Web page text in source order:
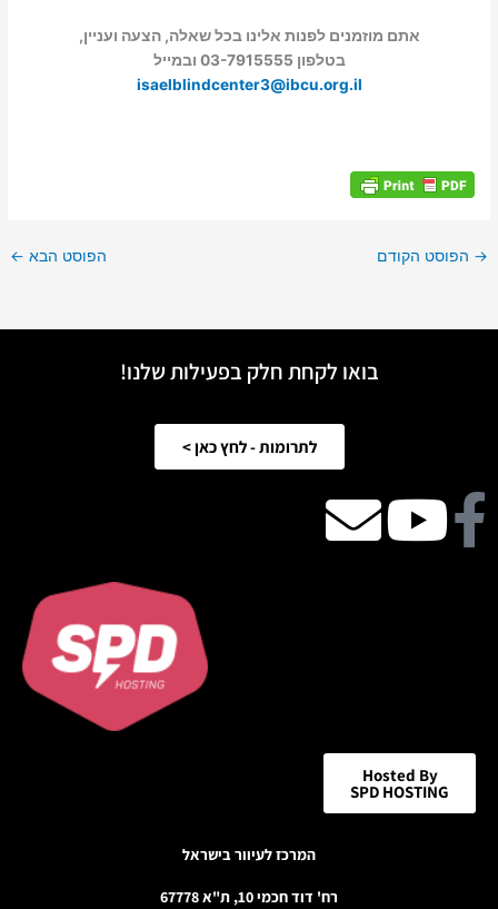
אתם מוזמנים לפנות אלינו בכל שאלה, הצעה ועניין,
בטלפון 03-7915555 ובמייל
isaelblindcenter3@ibcu.org.il
→ הפוסט הקודם הפוסט הבא ←
בואו לקחת חלק בפעילות שלנו!
לתרומות - לחץ כאן >
Facebook
Youtube
email
Hosted By
SPD HOSTING
המרכז לעיוור בישראל
רח' דוד חכמי 10, ת"א 67778